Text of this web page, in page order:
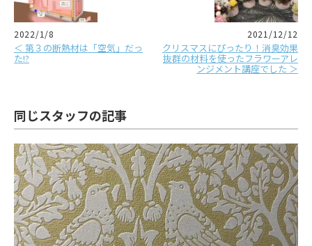
2022/1/8
＜ 第３の断熱材は「空気」だっ
た!?
2021/12/12
クリスマスにぴったり！消臭効果
抜群の材料を使ったフラワーアレ
ンジメント講座でした ＞
同じスタッフの記事